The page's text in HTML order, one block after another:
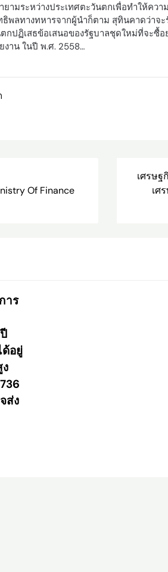
ยามระหว่างประเทศตะวันตกเพื่อทำให้ค
ธิพลทางทหารจากผู้นำก็ตาม สุทินคาดว่า
ตกปฏิเสธข้อเสนอของรัฐบาลชุดใหม่ที่จะ
งาน ในปี พ.ศ. 2558…
Of Finance
เศรษฐ
เศ
าร
ด้อยู่
ส่ง